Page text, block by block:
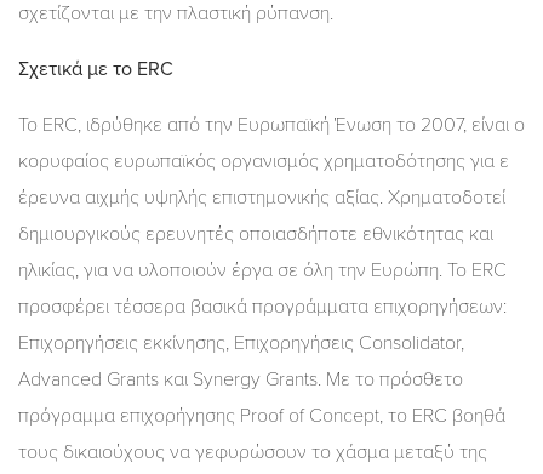
σχετίζονται με την πλαστική ρύπανση.
Σχετικά με το ERC
Το ERC, ιδρύθηκε από την Ευρωπαϊκή Ένωση το 2007, είναι ο
κορυφαίος ευρωπαϊκός οργανισμός χρηματοδότησης για ε
έρευνα αιχμής υψηλής επιστημονικής αξίας. Χρηματοδοτεί
δημιουργικούς ερευνητές οποιασδήποτε εθνικότητας και
ηλικίας, για να υλοποιούν έργα σε όλη την Ευρώπη. Το ERC
προσφέρει τέσσερα βασικά προγράμματα επιχορηγήσεων:
Επιχορηγήσεις εκκίνησης, Επιχορηγήσεις Consolidator,
Advanced Grants και Synergy Grants. Με το πρόσθετο
πρόγραμμα επιχορήγησης Proof of Concept, το ERC βοηθά
τους δικαιούχους να γεφυρώσουν το χάσμα μεταξύ της